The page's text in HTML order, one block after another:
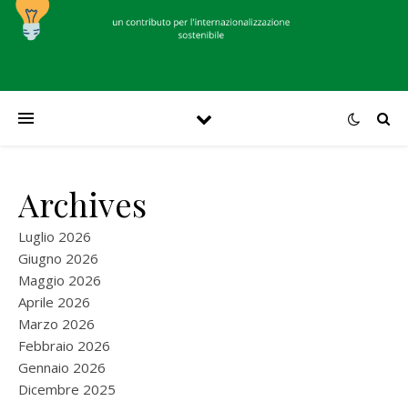
Archives
Luglio 2026
Giugno 2026
Maggio 2026
Aprile 2026
Marzo 2026
Febbraio 2026
Gennaio 2026
Dicembre 2025